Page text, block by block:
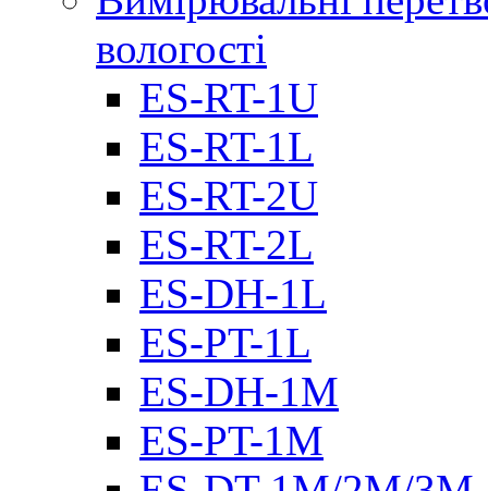
вологості
ES-RT-1U
ES-RT-1L
ES-RT-2U
ES-RT-2L
ES-DH-1L
ES-PT-1L
ES-DH-1M
ES-PT-1M